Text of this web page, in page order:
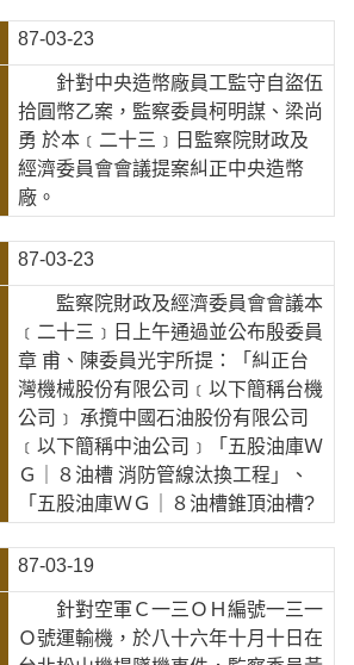
87-03-23
針對中央造幣廠員工監守自盜伍
拾圓幣乙案，監察委員柯明謀、梁尚
勇 於本﹝二十三﹞日監察院財政及
經濟委員會會議提案糾正中央造幣
廠。
87-03-23
監察院財政及經濟委員會會議本
﹝二十三﹞日上午通過並公布殷委員
章 甫、陳委員光宇所提：「糾正台
灣機械股份有限公司﹝以下簡稱台機
公司﹞ 承攬中國石油股份有限公司
﹝以下簡稱中油公司﹞「五股油庫Ｗ
Ｇ｜８油槽 消防管線汰換工程」、
「五股油庫ＷＧ｜８油槽錐頂油槽?
87-03-19
針對空軍Ｃ一三ＯＨ編號一三一
Ｏ號運輸機，於八十六年十月十日在